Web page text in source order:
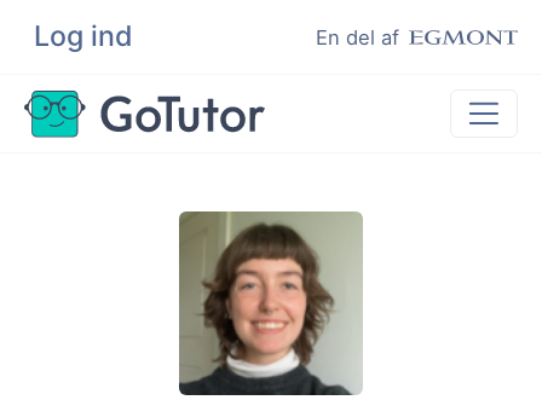
Log ind En del af
Søg
Lektiehjælp
Hjælp til ordblinde
Kundeudtalelser